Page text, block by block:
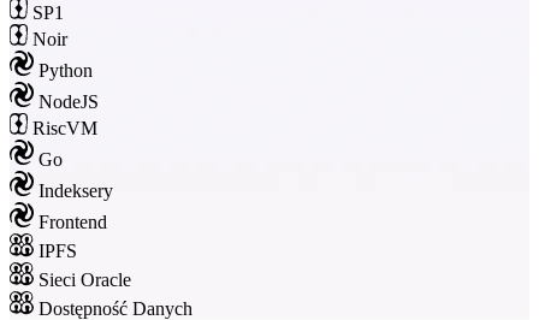
SP1
Noir
Python
NodeJS
RiscVM
Go
Indeksery
Frontend
IPFS
Sieci Oracle
Dostępność Danych